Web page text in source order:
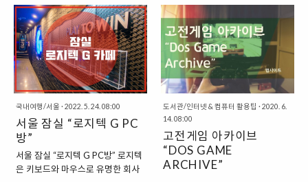
유비, 관우, 장비 3형제의 여정만을
다루지 않는다. 그 곡이 품고 있는
것은 '세력의 출발' 그 자체를 의미
한다. 과거의 불안정하고 떠도는 세
력에서 ‘..
으로, 스와힐리어로 쓰인 가사를 통
해 주기도문을 표현하고 있다. 제목
인 “Baba Yetu”는 스와힐리어로
“Our Father” (우리 아버지)를 의미
하며, 주기..
식 경기 시간이 끝난 후, 경기가 지
연된 시간(부상, 교체, 심판의 지시
등)을 보충하기 위해 추가로 주어지
는 시간을 말합니다. 이 시간은 전반
전과 후반전 사이에, 또는 연장전에
도 적용될 수 있습니다. 과거에 비해
서 추가시간은 실제 지연된 경기 시
간에 비례해서 주어지고 있는 추세
로 바뀌고 있습니다. “축구 추가시
간”을 영어로 어떻게 표현할 수 있
하는 다양한 영어 용어는 다음과 같
습니다. 1. Injury Time “Injury
정도로 게임 분야의 국제대회에서
좋은 성적을 거두고 있다. 스타크래
프트에서부터 워크래프트 3, 그리
고 현재에는 LoL (League Of
Legend) 종목까지, 인기를 끌고 있
는 종목에서는 항상 성과를 내왔다.
덕분에, 우리나라는 외국인의 눈에
게임을 잘하는 민족으로 비치고 있
는데, 이에 발맞추어, 우리나라의 게
임리그 역시도 발전해 왔다. 게임 대
회를 진행하고 중계하기 위한 경기
장들이 하나씩 생겨났다가, 코로나
국내여행/서울 · 2022. 5. 24. 08:00
서울 잠실 “로지텍 G PC
방”
서울 잠실 “로지텍 G PC방” 로지텍
은 키보드와 마우스로 유명한 회사
도서관/인터넷 & 컴퓨터 활용팁 · 2020. 6.
14. 08:00
고전게임 아카이브
“DOS GAME
ARCHIVE”